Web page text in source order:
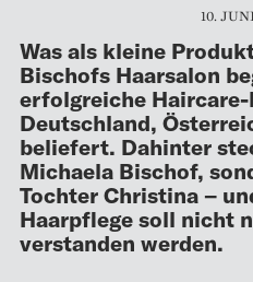
10.
Was als kleine
Bischofs Haarsalon
erfolgreiche
Deutschland,
beliefert. Dahinter
Michaela Bischof,
Tochter Christina –
Haarpflege soll nicht
verstanden werden.